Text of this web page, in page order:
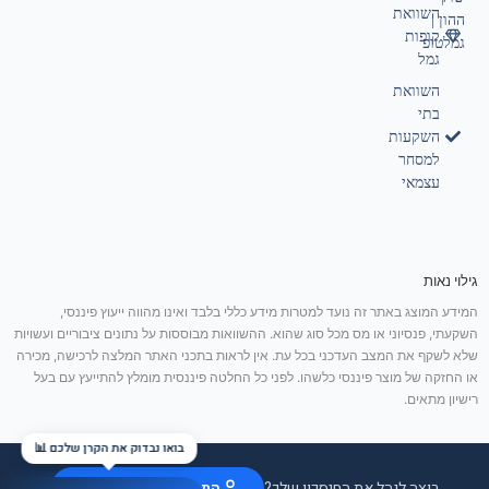
השוואת
קופות
גמל
השוואת
בתי
השקעות
למסחר
עצמאי
ההון |
גמלטופ
גילוי נאות
המידע המוצג באתר זה נועד למטרות מידע כללי בלבד ואינו מהווה ייעוץ פיננסי,
השקעתי, פנסיוני או מס מכל סוג שהוא. ההשוואות מבוססות על נתונים ציבוריים ועשויות
שלא לשקף את המצב העדכני בכל עת. אין לראות בתכני האתר המלצה לרכישה, מכירה
או החזקה של מוצר פיננסי כלשהו. לפני כל החלטה פיננסית מומלץ להתייעץ עם בעל
רישיון מתאים.
בואו נבדוק את הקרן שלכם 📊